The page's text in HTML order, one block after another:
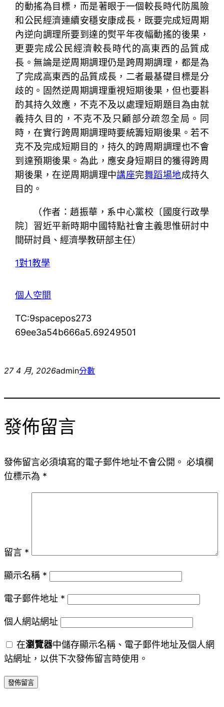
的動搖為目標，而是著眼于一個較長時代防風險
和公民經濟連續安穩安康成長，既要完成短周期
內逆向調理所要到達的熨平年夜幅動搖的後果，
更要完成公民經濟較長時代的高東西的品質成
長。無論是逆周期調理仍是跨周期調理，都是為
了完成高東西的品質成長，二者最基礎目標是分
歧的。固然逆周期調理重視短期後果，但也要斟
酌其持久效應，不克不及以處理短期題目為由就
義持久目的，不克不及只顧部分疏忽全局。同
時，在實行跨周期調理時要統籌短期後果。若不
克不及完成短期目的，持久的跨周期調理也不會
到達預期後果。為此，應安身短期目的獲得跨周
期後果，在逆周期調理中講座完舞蹈場地成持久
目的。
（作者：趙振華，系中心黨校〔國度行政學
院〕習近平新時期中國特點社會主義思惟研討中
間研討員、經濟學教研部主任）
1對1教學
個人空間
TC:9spacepos273
69ee3a54b666a5.69249501
27 4 月, 2026admin分數
發佈留言
發佈留言必須填寫的電子郵件地址不會公開。 必填欄
位標示為 *
留言 *
顯示名稱 *
電子郵件地址 *
個人網站網址
在瀏覽器中儲存顯示名稱、電子郵件地址及個人網
站網址，以供下次發佈留言時使用。